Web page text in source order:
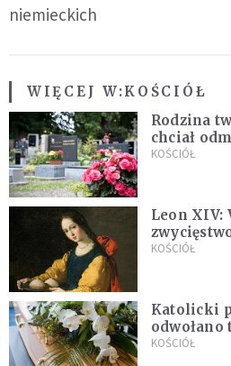
niemieckich
WIĘCEJ W:KOŚCIÓŁ
Rodzina
chciał
KOŚCIÓŁ
Leon XIV:
KOŚCIÓŁ
Katolicki
odwołano
KOŚCIÓŁ